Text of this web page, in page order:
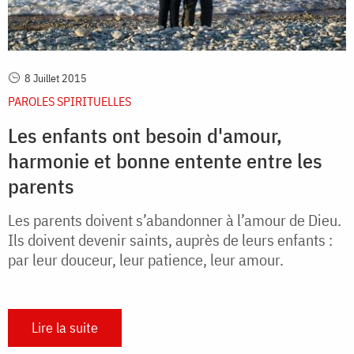
8 Juillet 2015
PAROLES SPIRITUELLES
Les enfants ont besoin d'amour,
harmonie et bonne entente entre les
parents
Les parents doivent s’abandonner à l’amour de Dieu.
Ils doivent devenir saints, auprès de leurs enfants :
par leur douceur, leur patience, leur amour.
Lire la suite